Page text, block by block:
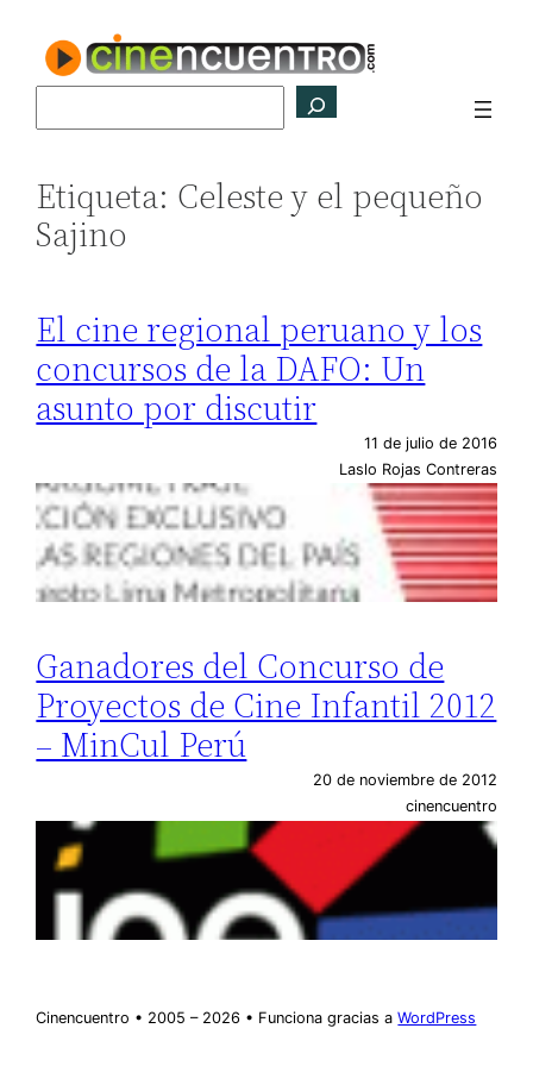
contenido
Etiqueta: Celeste y el pequeño
Sajino
El cine regional peruano y los
concursos de la DAFO: Un
asunto por discutir
11 de julio de 2016
Laslo Rojas Contreras
Ganadores del Concurso de
Proyectos de Cine Infantil 2012
– MinCul Perú
20 de noviembre de 2012
cinencuentro
Cinencuentro • 2005 – 2026 • Funciona gracias aWordPress